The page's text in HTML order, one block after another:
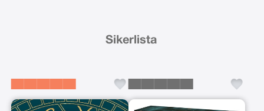
Sikerlista